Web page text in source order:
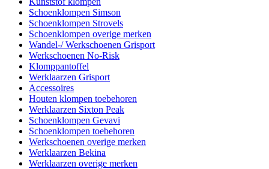
Schoenklompen Simson
Schoenklompen Strovels
Schoenklompen overige merken
Wandel-/ Werkschoenen Grisport
Werkschoenen No-Risk
Klomppantoffel
Werklaarzen Grisport
Accessoires
Houten klompen toebehoren
Werklaarzen Sixton Peak
Schoenklompen Gevavi
Schoenklompen toebehoren
Werkschoenen overige merken
Werklaarzen Bekina
Werklaarzen overige merken